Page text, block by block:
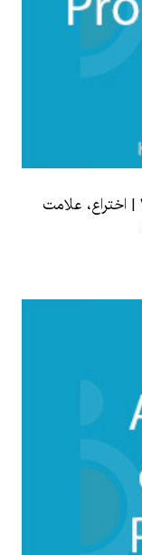
قانون حمایت از مالکیت صنعتی 1403 | اختراع، علامت